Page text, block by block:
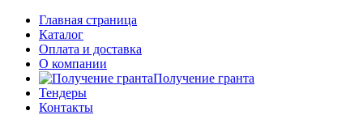
Главная страница
Каталог
Оплата и доставка
О компании
Получение гранта
Тендеры
Контакты